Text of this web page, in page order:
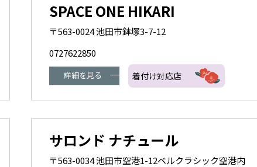
SPACE ONE HIKARI
〒563-0024 池田市鉢塚3-7-12
0727622850
詳細を見る 着付け対応店
サロンド ナチュール
〒563-0034 池田市空港1-12ベルクラシック空港内